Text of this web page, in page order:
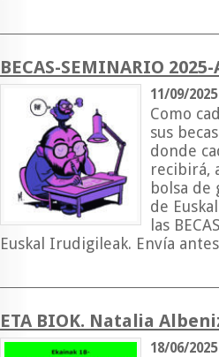
BECAS-SEMINARIO
11/09/2025
Como
sus
donde
recibirá,
bolsa de
de
las
Euskal Irudigileak. Envía
ETA BIOK. Natalia
18/06/2025